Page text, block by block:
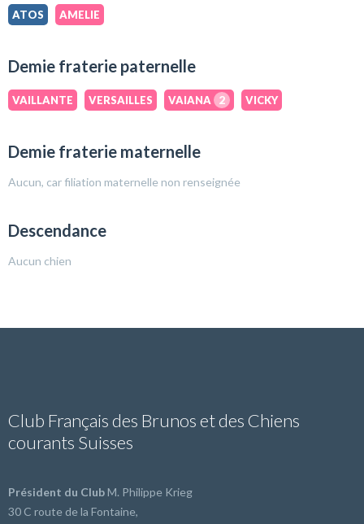
ATOS
AMELIE
Demie fraterie paternelle
VAILLANTE VERSAILLES VAIANA 2 VICKY
Demie fraterie maternelle
Aucun, car filiation maternelle non renseignée
Descendance
Aucun chien
Club Français des Brunos et des Chiens
courants Suisses
Président du ClubM. Philippe Krieg
30 C route de la Fontaine,